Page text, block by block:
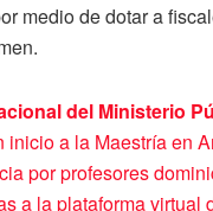
medio de dotar a
del Ministerio
inicio a la Maestría en
por profesores
a la plataforma